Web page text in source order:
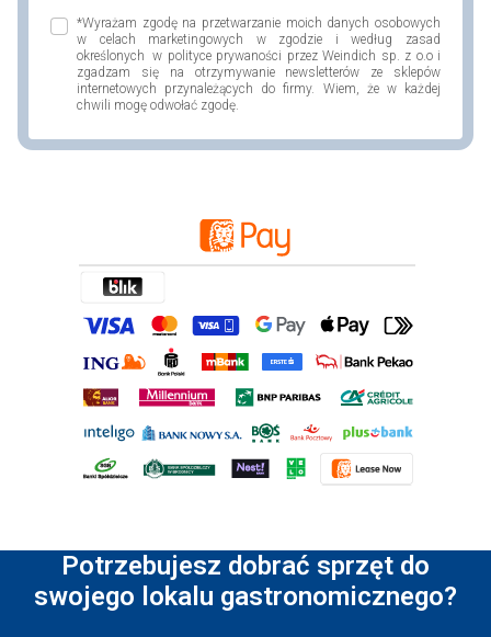
*Wyrażam zgodę na przetwarzanie moich danych osobowych
w celach marketingowych w zgodzie i według zasad
określonych w polityce prywaności przez Weindich sp. z o.o i
zgadzam się na otrzymywanie newsletterów ze sklepów
internetowych przynależących do firmy. Wiem, że w każdej
chwili mogę odwołać zgodę.
Potrzebujesz dobrać sprzęt do
swojego lokalu gastronomicznego?